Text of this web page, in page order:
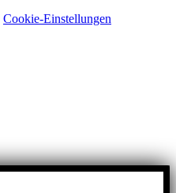
Cookie-Einstellungen